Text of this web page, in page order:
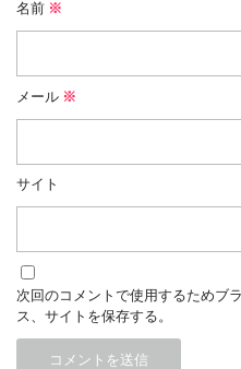
名前 ※
メール ※
サイト
次回のコメントで使用するためブ
ス、サイトを保存する。